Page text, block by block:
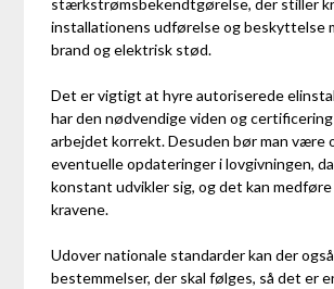
installationens udførelse og beskyttelse
brand og elektrisk stød.
Det er vigtigt at hyre autoriserede
har den nødvendige viden og
arbejdet korrekt. Desuden bør man være
eventuelle opdateringer i lovgivningen,
konstant udvikler sig, og det kan
kravene.
Udover nationale standarder kan der
bestemmelser, der skal følges, så det er